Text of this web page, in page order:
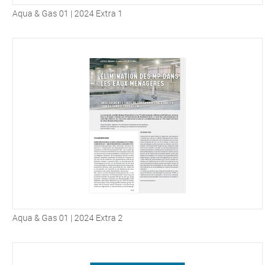
Aqua & Gas 01 | 2024 Extra 1
Aqua & Gas 01 | 2024 Extra 2